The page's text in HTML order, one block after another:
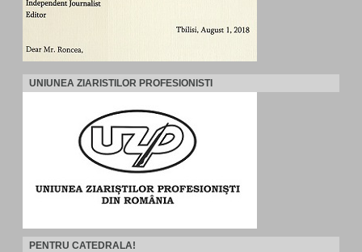
UNIUNEA ZIARISTILOR PROFESIONISTI
PENTRU CATEDRALA!